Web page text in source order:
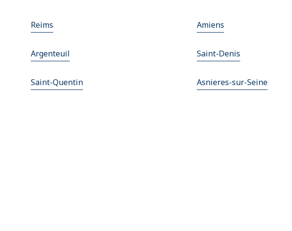
Reims Amiens
Argenteuil Saint-Denis
Saint-Quentin Asnieres-sur-Seine